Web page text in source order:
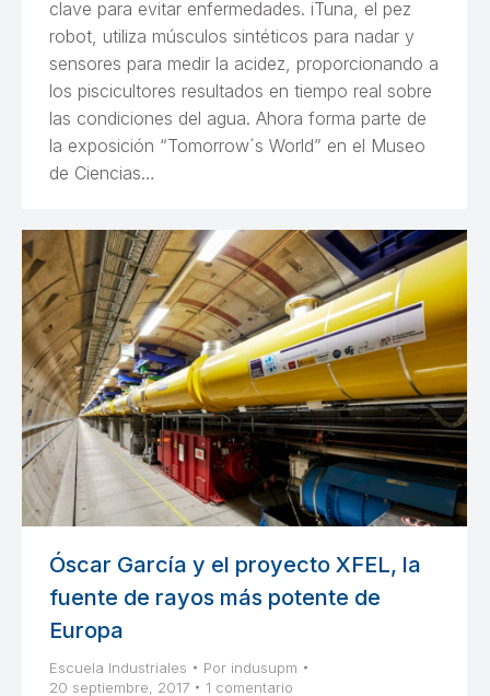
clave para evitar enfermedades. iTuna, el pez
robot, utiliza músculos sintéticos para nadar y
sensores para medir la acidez, proporcionando a
los piscicultores resultados en tiempo real sobre
las condiciones del agua. Ahora forma parte de
la exposición “Tomorrow´s World” en el Museo
de Ciencias…
Óscar García y el proyecto XFEL, la
fuente de rayos más potente de
Europa
Escuela Industriales Por indusupm
20 septiembre, 2017
1 comentario